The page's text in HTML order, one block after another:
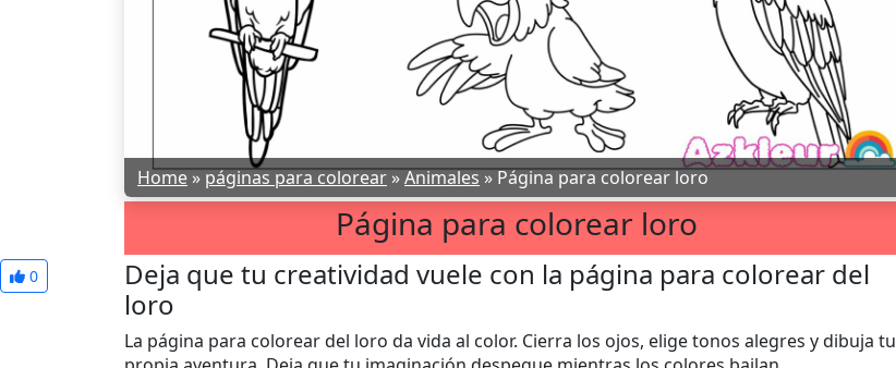
Home»páginas para colorear»Animales»Página para colorear loro
Página para colorear loro
0
Deja que tu creatividad vuele con la página para colorear del
loro
La página para colorear del loro da vida al color. Cierra los ojos, elige tonos alegres y dibuja tu